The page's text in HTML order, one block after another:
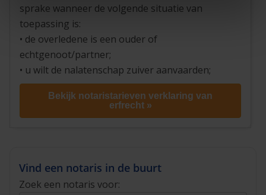
sprake wanneer de volgende situatie van
toepassing is:
• de overledene is een ouder of
echtgenoot/partner;
• u wilt de nalatenschap zuiver aanvaarden;
Bekijk notaristarieven verklaring van
erfrecht »
Vind een notaris in de buurt
Zoek een notaris voor: